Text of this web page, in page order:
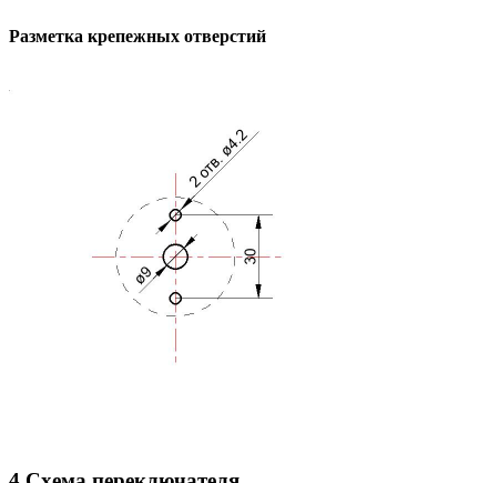
Разметка крепежных отверстий